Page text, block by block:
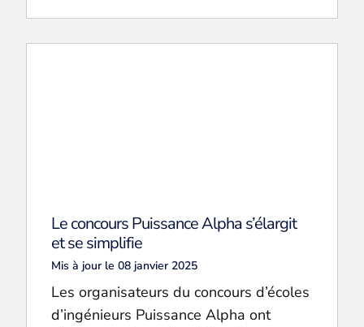
Le concours Puissance Alpha s’élargit
et se simplifie
Mis à jour le 08 janvier 2025
Les organisateurs du concours d’écoles
d’ingénieurs Puissance Alpha ont